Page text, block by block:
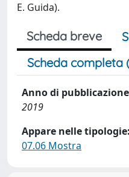
E. Guida).
Scheda breve
Scheda completa
Anno di pubblicazione
2019
Appare nelle tipologie:
07.06 Mostra